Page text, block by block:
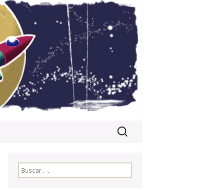
Buscar:
Buscar: